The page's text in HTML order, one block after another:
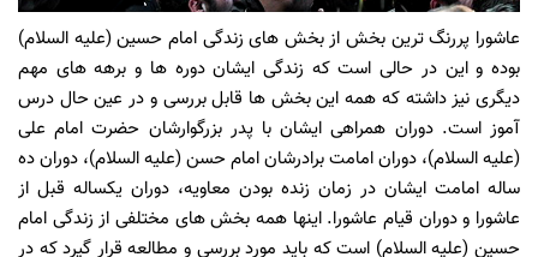
عاشورا پررنگ ترین بخش از بخش های زندگی امام حسین (علیه السلام)
بوده و این در حالی است که زندگی ایشان دوره ها و برهه های مهم
دیگری نیز داشته که همه این بخش ها قابل بررسی و در عین حال درس
آموز است. دوران همراهی ایشان با پدر بزرگوارشان حضرت امام علی
(علیه السلام)، دوران امامت برادرشان امام حسن (علیه السلام)، دوران ده
ساله امامت ایشان در زمان زنده بودن معاویه، دوران یکساله قبل از
عاشورا و دوران قیام عاشورا. اینها همه بخش های مختلفی از زندگی امام
حسین (علیه السلام) است که باید مورد بررسی و مطالعه قرار گیرد که در